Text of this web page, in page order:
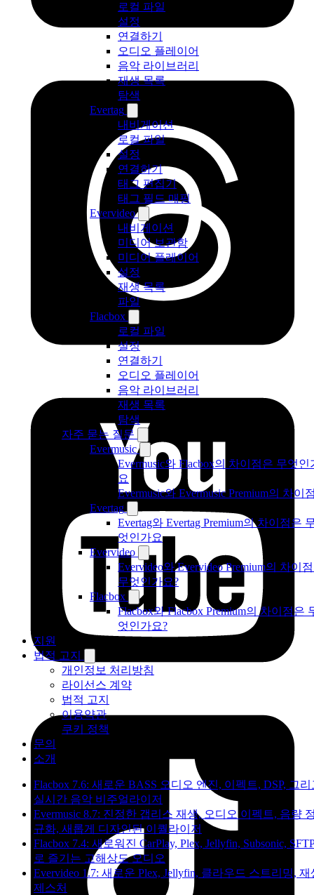
로컬 파일
설정
연결하기
오디오 플레이어
음악 라이브러리
재생 목록
탐색
Evertag
내비게이션
로컬 파일
설정
연결하기
태그 편집기
태그 필드 매핑
Evervideo
내비게이션
미디어 보관함
미디어 플레이어
설정
재생 목록
파일
Flacbox
로컬 파일
설정
연결하기
오디오 플레이어
음악 라이브러리
재생 목록
탐색
자주 묻는 질문
Evermusic
Evermusic와 Flacbox의 차이점은 무엇인
요
Evermusic와 Evermusic Premium의 차이
Evertag
Evertag와 Evertag Premium의 차이점은
엇인가요
Evervideo
Evervideo와 Evervideo Premium의 차이
무엇인가요?
Flacbox
Flacbox와 Flacbox Premium의 차이점은
엇인가요?
지원
법적 고지
개인정보 처리방침
라이선스 계약
법적 고지
이용약관
쿠키 정책
문의
소개
Flacbox 7.6: 새로운 BASS 오디오 엔진, 이펙트, DSP, 그리
실시간 음악 비주얼라이저
Evermusic 8.7: 진정한 갭리스 재생, 오디오 이펙트, 음량
규화, 새롭게 디자인된 이퀄라이저
Flacbox 7.4: 새로워진 CarPlay, Plex, Jellyfin, Subsonic,
로 즐기는 고해상도 오디오
Evervideo 1.7: 새로운 Plex, Jellyfin, 클라우드 스트리밍, 재
제스처